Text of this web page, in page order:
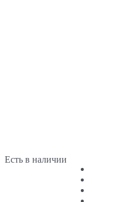
Есть в наличии